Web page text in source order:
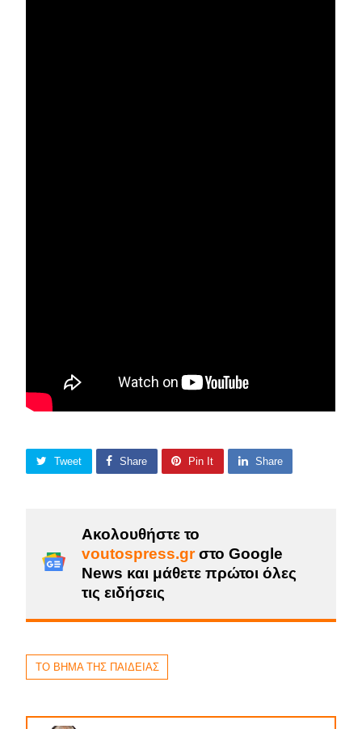
Tweet Share Pin It Share
Ακολουθήστε το
voutospress.grστο Google
News και μάθετε πρώτοι όλες
τις ειδήσεις
ΤΟ ΒΗΜΑ ΤΗΣ ΠΑΙΔΕΙΑΣ